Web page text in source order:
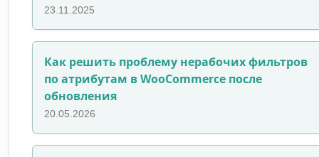
23.11.2025
Как решить проблему нерабочих фильтров
по атрибутам в WooCommerce после
обновления
20.05.2026